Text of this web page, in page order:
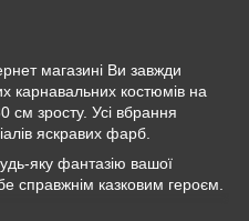
магазині Ви завжди
карнавальних костюмів на
см зросту. Усі вбрання
яскравих фарб.
яку фантазію вашої
справжнім казковим героєм.